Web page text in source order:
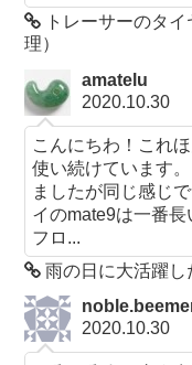
トレーサーのタ
理）
amatelu
2020.10.30
こんにちわ！これ
使い続けています
ましたが同じ感じ
イのmate9は一番
フロ...
雨の日に大活躍
2020.10.30